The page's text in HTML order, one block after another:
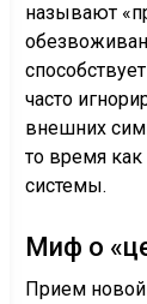
называют
часто
внешних
то время как
системы.
Миф о
Прием новой